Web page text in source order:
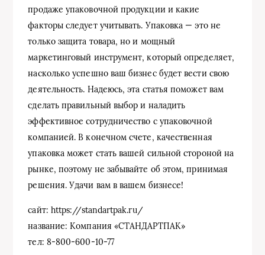
продаже упаковочной продукции и какие
факторы следует учитывать. Упаковка — это не
только защита товара, но и мощный
маркетинговый инструмент, который определяет,
насколько успешно ваш бизнес будет вести свою
деятельность. Надеюсь, эта статья поможет вам
сделать правильный выбор и наладить
эффективное сотрудничество с упаковочной
компанией. В конечном счете, качественная
упаковка может стать вашей сильной стороной на
рынке, поэтому не забывайте об этом, принимая
решения. Удачи вам в вашем бизнесе!
сайт: https://standartpak.ru/
название: Компания «СТАНДАРТПАК»
тел: 8-800-600-10-77